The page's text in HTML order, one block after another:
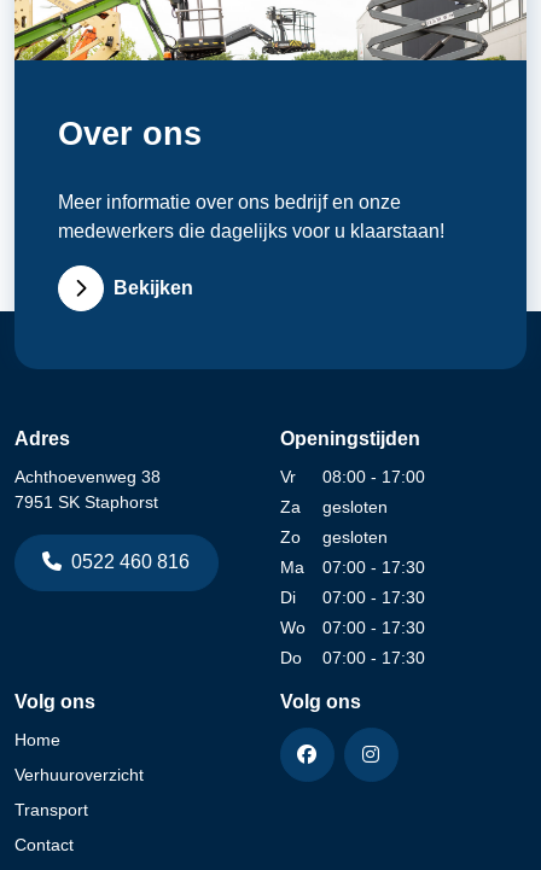
Over ons
Meer informatie over ons bedrijf en onze
medewerkers die dagelijks voor u klaarstaan!
Bekijken
Adres
Achthoevenweg 38
7951 SK Staphorst
0522 460 816
Openingstijden
Vr
08:00 - 17:00
Za
gesloten
Zo
gesloten
Ma
07:00 - 17:30
Di
07:00 - 17:30
Wo
07:00 - 17:30
Do
07:00 - 17:30
Volg ons
Home
Verhuuroverzicht
Transport
Contact
Volg ons